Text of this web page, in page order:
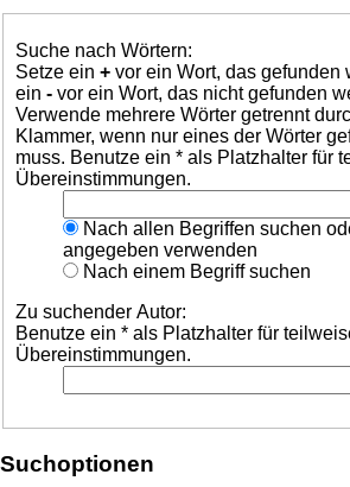
Suche nach Wörtern:
Setze ein + vor ein Wort, das gefunden
ein - vor ein Wort, das nicht gefunden
Verwende mehrere Wörter getrennt
Klammer, wenn nur eines der Wörter
muss. Benutze ein * als Platzhalter für
Übereinstimmungen.
Nach allen Begriffen suchen
angegeben verwenden
Nach einem Begriff suchen
Zu suchender Autor:
Benutze ein * als Platzhalter für
Übereinstimmungen.
Suchoptionen